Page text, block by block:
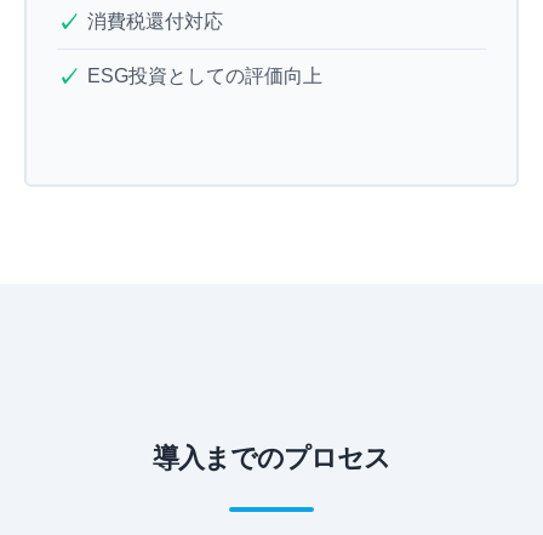
消費税還付対応
ESG投資としての評価向上
導入までのプロセス